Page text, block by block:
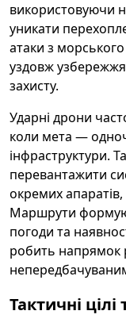
використовуючи
уникати
атаки з
уздовж
захисту.
Ударні дрони
коли мета —
інфраструктури.
перевантажити
окремих
Маршрути
погоди та
робить напрямок
Тактичні